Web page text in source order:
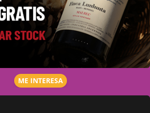
ME INTERESA